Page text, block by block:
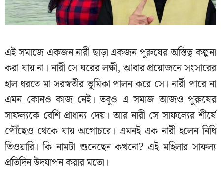
এই সমাজে একজন নারী ছাড়া একজন পুরুষের অস্তিত্ব কল্পনা
করা যায় না। নারী সে ঘরের লক্ষী, আবার প্রয়োজনে সংসারের
হাল ধরতে মা সরস্বতীর ভূমিকা পালন করে সে। নারী পারে না
এমন কোনও কাজ নেই। তবুও এ সমাজ আজও পুরুষের
সাফল্যকে বেশি প্রাধান্য দেয়। আর নারী সে সাফল্যের শীর্ষে
পৌঁছেও থেকে যায় অগোচরে। এমনই এক নারী হলেন নিধি
তিওয়ারি। কি নামটা শুনেছেন কখনো? এই মহিলার সাফল্য
প্রতিদিন উদযাপন করার মতো।